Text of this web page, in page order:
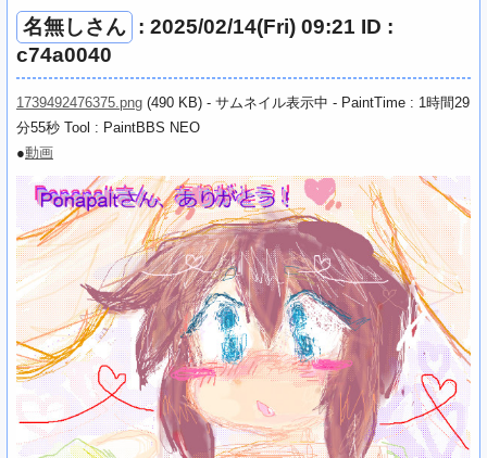
名無しさん : 2025/02/14(Fri) 09:21 ID :
c74a0040
1739492476375.png (490 KB) - サムネイル表示中 - PaintTime : 1時間29
分55秒 Tool : PaintBBS NEO
●動画